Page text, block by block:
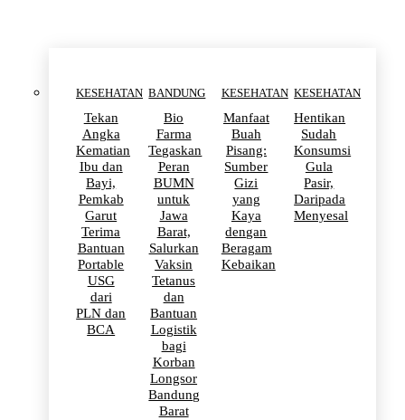
KESEHATAN
Tekan
Angka
Kematian
Ibu dan
Bayi,
Pemkab
Garut
Terima
Bantuan
Portable
USG
dari
PLN dan
BCA
BANDUNG
Bio
Farma
Tegaskan
Peran
BUMN
untuk
Jawa
Barat,
Salurkan
Vaksin
Tetanus
dan
Bantuan
Logistik
bagi
Korban
Longsor
Bandung
Barat
KESEHATAN
Manfaat
Buah
Pisang:
Sumber
Gizi
yang
Kaya
dengan
Beragam
Kebaikan
KESEHATAN
Hentikan
Sudah
Konsumsi
Gula
Pasir,
Daripada
Menyesal